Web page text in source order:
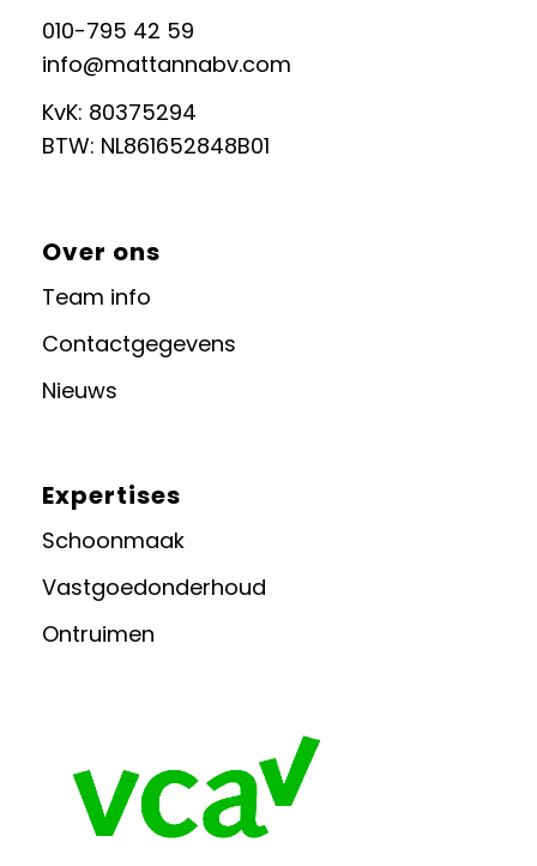
010-795 42 59
info@mattannabv.com
KvK: 80375294
BTW: NL861652848B01​
Over ons
Team info
Contactgegevens
Nieuws
Expertises
Schoonmaak
Vastgoedonderhoud
Ontruimen